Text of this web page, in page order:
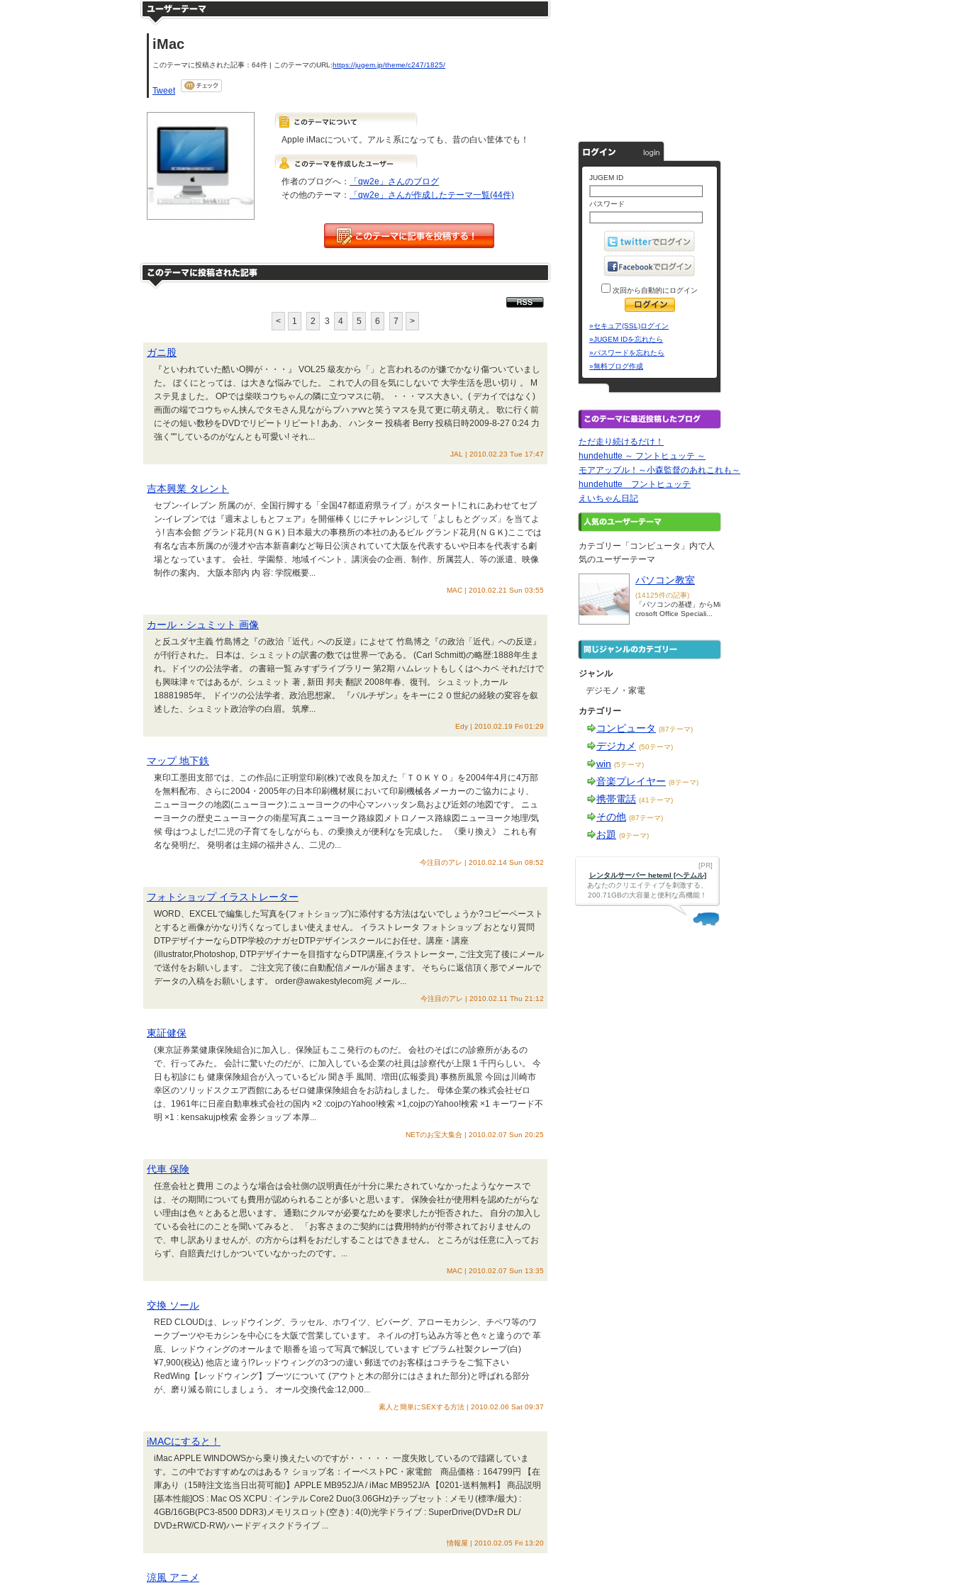
iMac
このテーマに投稿された記事：64件 | このテーマのURL:https://jugem.jp/theme/c247/1825/
Tweet
Apple iMacについて。アルミ系になっても、昔の白い筐体でも！
作者のブログへ：
「qw2e」さんのブログ
その他のテーマ：
「qw2e」さんが作成したテーマ一覧(44件)
< 1 2 3 4 5 6 7 >
ガニ股
『といわれていた酷いO脚が・・・』 VOL25 級友から「」と言われるのが嫌でかなり傷ついていまし
た。 ぼくにとっては、は大きな悩みでした。 これで人の目を気にしないで 大学生活を思い切り 。 M
ステ見ました。 OPでは柴咲コウちゃんの隣に立つマスに萌。 ・・・マス大きい。( デカイではなく)
画面の端でコウちゃん挟んでタモさん見ながらプハァvvと笑うマスを見て更に萌え萌え。 歌に行く前
にその短い数秒をDVDでリピートリピート! ああ、 ハンター 投稿者 Berry 投稿日時2009-8-27 0:24 力
強く""しているのがなんとも可愛い! それ...
JAL | 2010.02.23 Tue 17:47
吉本興業 タレント
セブン-イレブン 所属のが、全国行脚する「全国47都道府県ライブ」がスタート!これにあわせてセブ
ン-イレブンでは『週末よしもとフェア』を開催棒くじにチャレンジして「よしもとグッズ」を当てよ
う! 吉本会館 グランド花月(ＮＧＫ) 日本最大の事務所の本社のあるビル グランド花月(ＮＧＫ)ここでは
有名な吉本所属のが漫才や吉本新喜劇など毎日公演されていて大阪を代表するいや日本を代表する劇
場となっています。 会社、学園祭、地域イベント、講演会の企画、制作、所属芸人、等の派遣、映像
制作の案内。 大阪本部内 内 容: 学院概要...
MAC | 2010.02.21 Sun 03:55
カール・シュミット 画像
と反ユダヤ主義 竹島博之『の政治「近代」への反逆』によせて 竹島博之『の政治「近代」への反逆』
が刊行された。 日本は、シュミットの訳書の数では世界一である。 (Carl Schmitt)の略歴:1888年生ま
れ。ドイツの公法学者。 の書籍一覧 みすずライブラリー 第2期 ハムレットもしくはヘカベ それだけで
も興味津々ではあるが、シュミット 著 , 新田 邦夫 翻訳 2008年春、復刊。 シュミット,カール
18881985年。 ドイツの公法学者、政治思想家。 『パルチザン』をキーに２０世紀の経験の変容を叙
述した、シュミット政治学の白眉。 筑摩...
Edy | 2010.02.19 Fri 01:29
マップ 地下鉄
東印工墨田支部では、この作品に正明堂印刷(株)で改良を加えた「ＴＯＫＹＯ」を2004年4月に4万部
を無料配布、さらに2004・2005年の日本印刷機材展において印刷機械各メーカーのご協力により、
ニューヨークの地図(ニューヨーク):ニューヨークの中心マンハッタン島および近郊の地図です。 ニュ
ーヨークの歴史ニューヨークの衛星写真ニューヨーク路線図メトロノース路線図ニューヨーク地理/気
候 母はつよしだ!二児の子育てをしながらも、の乗換えが便利なを完成した。 《乗り換え》 これも有
名な発明だ。 発明者は主婦の福井さん、二児の...
今注目のアレ | 2010.02.14 Sun 08:52
フォトショップ イラストレーター
WORD、EXCELで編集した写真を(フォトショップ)に添付する方法はないでしょうか?コピーペースト
とすると画像がかなり汚くなってしまい使えません。 イラストレータ フォトショップ おとなり質問
DTPデザイナーならDTP学校のナガセDTPデザインスクールにお任せ。講座・講座
(illustrator,Photoshop, DTPデザイナーを目指すならDTP講座,イラストレーター, ご注文完了後にメール
で送付をお願いします。 ご注文完了後に自動配信メールが届きます。 そちらに返信頂く形でメールで
データの入稿をお願いします。 order@awakestylecom宛 メール...
今注目のアレ | 2010.02.11 Thu 21:12
東証健保
(東京証券業健康保険組合)に加入し、保険証もここ発行のものだ。 会社のそばにの診療所があるの
で、行ってみた。 会計に驚いたのだが、に加入している企業の社員は診察代が上限１千円らしい。 今
日も初診にも 健康保険組合が入っているビル 聞き手 風間、増田(広報委員) 事務所風景 今回は川崎市
幸区のソリッドスクエア西館にあるゼロ健康保険組合をお訪ねしました。 母体企業の株式会社ゼロ
は、1961年に日産自動車株式会社の国内 ×2 :cojpのYahoo!検索 ×1,cojpのYahoo!検索 ×1 キーワード不
明 ×1 : kensakujp検索 金券ショップ 本厚...
NETのお宝大集合 | 2010.02.07 Sun 20:25
代車 保険
任意会社と費用 このような場合は会社側の説明責任が十分に果たされていなかったようなケースで
は、その期間についても費用が認められることが多いと思います。 保険会社が使用料を認めたがらな
い理由は色々とあると思います。 通勤にクルマが必要なためを要求したが拒否された。 自分の加入し
ている会社にのことを聞いてみると、 「お客さまのご契約には費用特約が付帯されておりませんの
で、申し訳ありませんが、の方からは料をおだしすることはできません。 ところがは任意に入ってお
らず、自賠責だけしかついていなかったのです。...
MAC | 2010.02.07 Sun 13:35
交換 ソール
RED CLOUDは、レッドウイング、ラッセル、ホワイツ、ビバーグ、アローモカシン、チペワ等のワ
ークブーツやモカシンを中心にを大阪で営業しています。 ネイルの打ち込み方等と色々と違うので 革
底、レッドウィングのオールまで 順番を追って写真で解説しています ビブラム社製クレープ(白)
¥7,900(税込) 他店と違う!?レッドウィングの3つの違い 郵送でのお客様はコチラをご覧下さい
RedWing【レッドウィング】ブーツについて (アウトと木の部分にはさまれた部分)と呼ばれる部分
が、磨り減る前にしましょう。 オール交換代金:12,000...
素人と簡単にSEXする方法 | 2010.02.06 Sat 09:37
iMACにすると！
iMac APPLE WINDOWSから乗り換えたいのですが・・・・・ 一度失敗しているので躊躇していま
す。この中でおすすめなのはある？ ショップ名：イーベストPC・家電館 商品価格：164799円 【在
庫あり（15時注文迄当日出荷可能)】APPLE MB952J/A / iMac MB952J/A 【0201-送料無料】 商品説明
[基本性能]OS : Mac OS XCPU : インテル Core2 Duo(3.06GHz)チップセット : メモリ(標準/最大) :
4GB/16GB(PC3-8500 DDR3)メモリスロット(空き) : 4(0)光学ドライブ : SuperDrive(DVD±R DL/
DVD±RW/CD-RW)ハードディスクドライブ ...
情報屋 | 2010.02.05 Fri 13:20
涼風 アニメ
JUGEM ID
パスワード
次回から自動的にログイン
»セキュア(SSL)ログイン
»JUGEM IDを忘れたら
»パスワードを忘れたら
»無料ブログ作成
ただ走り続けるだけ！
hundehutte ～ フントヒュッテ ～
モアアップル！～小森監督のあれこれも～
hundehutte フントヒュッテ
えいちゃん日記
カテゴリー「コンピュータ」内で人
気のユーザーテーマ
パソコン教室
(14125件の記事)
「パソコンの基礎」からMi
crosoft Office Speciali...
ジャンル
デジモノ・家電
カテゴリー
コンピュータ (87テーマ)
デジカメ (50テーマ)
win (5テーマ)
音楽プレイヤー (8テーマ)
携帯電話 (41テーマ)
その他 (87テーマ)
お題 (9テーマ)
[PR]
レンタルサーバー heteml [ヘテムル]
あなたのクリエイティブを刺激する、
200.71GBの大容量と便利な高機能！